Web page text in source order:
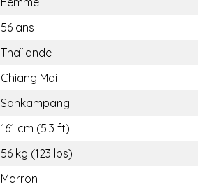
56 ans
Thaïlande
Chiang Mai
Sankampang
161 cm (5.3 ft)
56 kg (123 lbs)
Marron